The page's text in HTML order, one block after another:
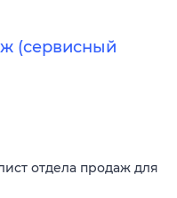
(сервисный
отдела продаж для